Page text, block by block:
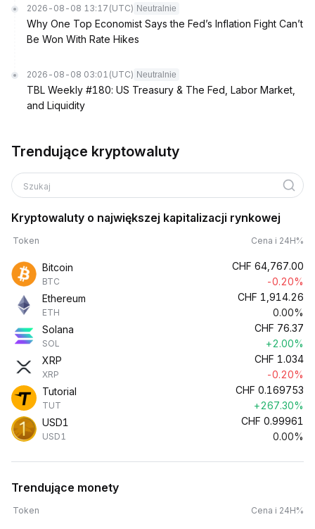
2026-08-08 13:17 (UTC) Neutralnie
Why One Top Economist Says the Fed’s Inflation Fight Can’t
Be Won With Rate Hikes
2026-08-08 03:01 (UTC) Neutralnie
TBL Weekly #180: US Treasury & The Fed, Labor Market,
and Liquidity
Trendujące kryptowaluty
Szukaj
Kryptowaluty o największej kapitalizacji rynkowej
Token Cena i 24H%
Bitcoin
BTC
CHF 64,767.00
-0.20%
Ethereum
ETH
CHF 1,914.26
0.00%
Solana
SOL
CHF 76.37
+2.00%
XRP
XRP
CHF 1.034
-0.20%
Tutorial
TUT
CHF 0.169753
+267.30%
USD1
USD1
CHF 0.99961
0.00%
Trendujące monety
Token Cena i 24H%